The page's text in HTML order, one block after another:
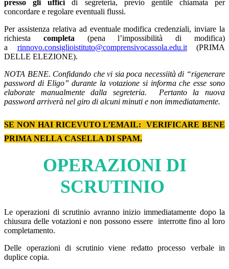
presso gli uffici di segreteria, previo gentile chiamata per
concordare e regolare eventuali flussi.
Per assistenza relativa ad eventuale modifica credenziali, inviare la
richiesta completa (pena l’impossibilità di modifica)
a rinnovo.consiglioistituto@comprensivocassola.edu.it(PRIMA
DELLE ELEZIONE).
NOTA BENE. Confidando che vi sia poca necessiità di “rigenerare
password di Eligo” durante la votazione si informa che esse sono
elaborate manualmente dalla segreteria. Pertanto la nuova
password arriverà nel giro di alcuni minuti e non immediatamente.
SE NON HAI RICEVUTO L’EMAIL:
VERIFICARE BENE
PRIMA NELLA CASELLA DI SPAM.
OPERAZIONI DI
SCRUTINIO
Le operazioni di scrutinio avranno inizio immediatamente dopo la
chiusura delle votazioni e non possono essere interrotte fino al loro
completamento.
Delle operazioni di scrutinio viene redatto processo verbale in
duplice copia.